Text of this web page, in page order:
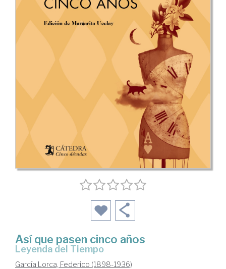
Así que pasen cinco años
Leyenda del Tiempo
García Lorca, Federico (1898-1936)